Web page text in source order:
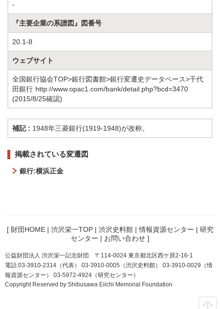
-
『主要企業の系譜図』図番号
20.1-8
ウェブサイト
全国銀行協会TOP>銀行図書館>銀行変遷史データベース>千代
田銀行 http://www.opac1.com/bank/detail.php?bcd=3470
(2015/8/25確認)
補記 : 1948年三菱銀行(1919-1948)が改称。
掲載されている変遷図
銀行:横浜正金
[ 財団HOME| 渋沢栄一TOP| 渋沢史料館|情報資源センター | 研究
センター | お問い合わせ ]
公益財団法人 渋沢栄一記念財団 〒114-0024 東京都北区西ケ原2-16-1
電話:03-3910-2314（代表） 03-3910-0005（渋沢史料館） 03-3910-0029（情
報資源センター） 03-5972-4924（研究センター）
Copyright Reserved by Shibusawa Eiichi Memorial Foundation